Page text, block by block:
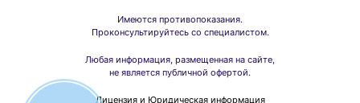
Имеются противопоказания.
Проконсультируйтесь со специалистом.
Любая информация, размещенная на сайте,
не является публичной офертой.
Лицензия и Юридическая информация